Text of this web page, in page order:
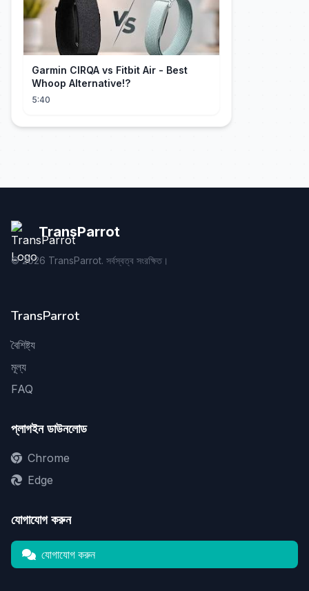
Garmin CIRQA vs Fitbit Air - Best
Whoop Alternative!?
5:40
TransParrot
©2026 TransParrot. সর্বস্বত্ব সংরক্ষিত।
TransParrot
বৈশিষ্ট্য
মূল্য
FAQ
প্লাগইন ডাউনলোড
Chrome
Edge
যোগাযোগ করুন
যোগাযোগ করুন